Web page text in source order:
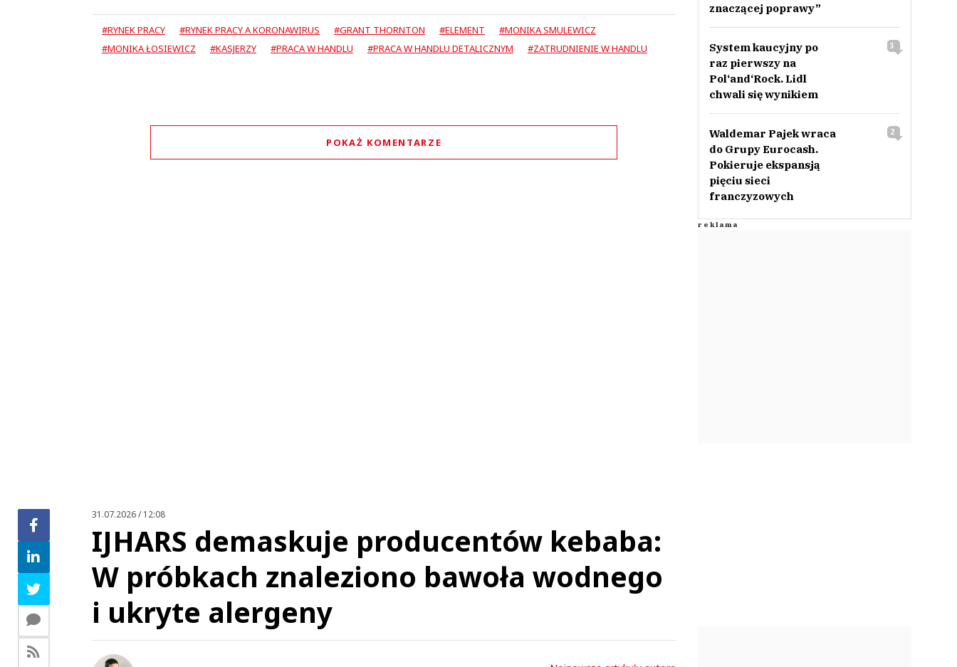
#RYNEK PRACY #RYNEK PRACY A KORONAWIRUS #GRANT THORNTON #ELEMENT
#MONIKA SMULEWICZ
#MONIKA ŁOSIEWICZ
#KASJERZY #PRACA W HANDLU #PRACA W HANDLU DETALICZNYM #ZATRUDNIENIE W HANDLU
POKAŻ KOMENTARZE
znaczącej poprawy”
System kaucyjny po
raz pierwszy na
Pol‘and‘Rock. Lidl
chwali się wynikiem
3
Waldemar Pajek wraca
do Grupy Eurocash.
Pokieruje ekspansją
pięciu sieci
franczyzowych
2
31.07.2026 / 12:08
IJHARS demaskuje producentów kebaba:
W próbkach znaleziono bawoła wodnego
i ukryte alergeny